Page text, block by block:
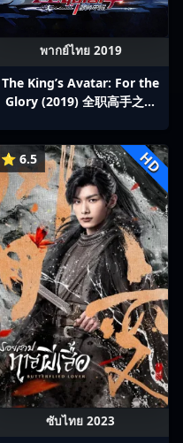
พากย์ไทย 2019
The King’s Avatar: For the
Glory (2019) 全职高手之巅
⭐ 6.5 HD
ซับไทย 2023